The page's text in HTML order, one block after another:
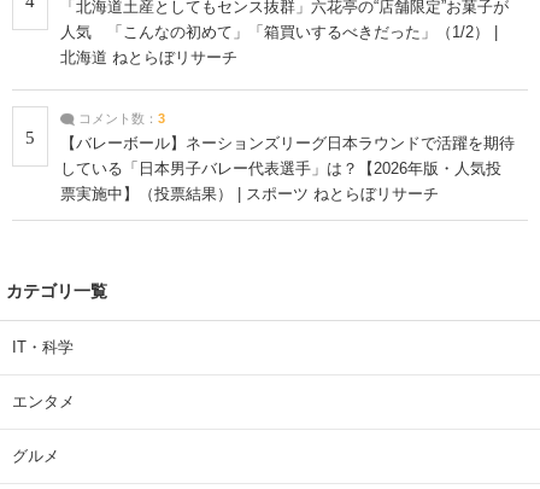
「北海道土産としてもセンス抜群」六花亭の“店舗限定”お菓子が
人気 「こんなの初めて」「箱買いするべきだった」（1/2） |
北海道 ねとらぼリサーチ
5
コメント数： 3
【バレーボール】ネーションズリーグ日本ラウンドで活躍を期待
している「日本男子バレー代表選手」は？【2026年版・人気投
票実施中】（投票結果） | スポーツ ねとらぼリサーチ
カテゴリ一覧
IT・科学
エンタメ
グルメ